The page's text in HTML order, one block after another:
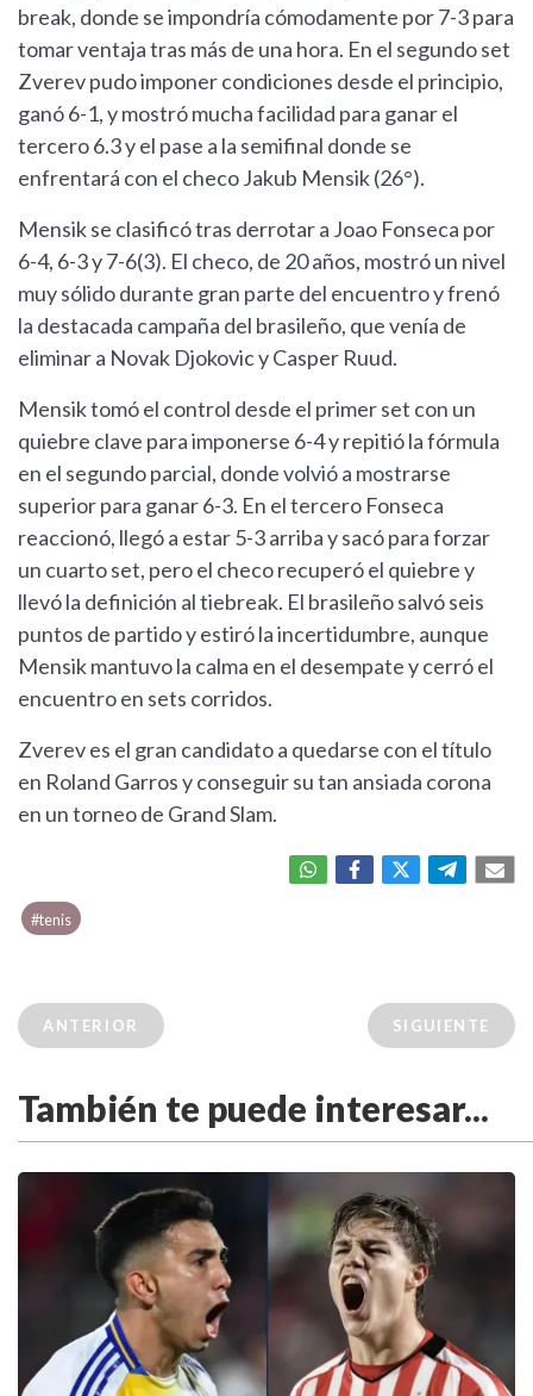
break, donde se impondría cómodamente por 7-3 para
tomar ventaja tras más de una hora. En el segundo set
Zverev pudo imponer condiciones desde el principio,
ganó 6-1, y mostró mucha facilidad para ganar el
tercero 6.3 y el pase a la semifinal donde se
enfrentará con el checo Jakub Mensik (26°).
Mensik se clasificó tras derrotar a Joao Fonseca por
6-4, 6-3 y 7-6(3). El checo, de 20 años, mostró un nivel
muy sólido durante gran parte del encuentro y frenó
la destacada campaña del brasileño, que venía de
eliminar a Novak Djokovic y Casper Ruud.
Mensik tomó el control desde el primer set con un
quiebre clave para imponerse 6-4 y repitió la fórmula
en el segundo parcial, donde volvió a mostrarse
superior para ganar 6-3. En el tercero Fonseca
reaccionó, llegó a estar 5-3 arriba y sacó para forzar
un cuarto set, pero el checo recuperó el quiebre y
llevó la definición al tiebreak. El brasileño salvó seis
puntos de partido y estiró la incertidumbre, aunque
Mensik mantuvo la calma en el desempate y cerró el
encuentro en sets corridos.
Zverev es el gran candidato a quedarse con el título
en Roland Garros y conseguir su tan ansiada corona
en un torneo de Grand Slam.
#tenis
ANTERIOR SIGUIENTE
También te puede interesar...